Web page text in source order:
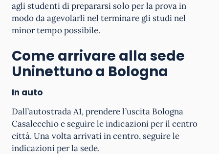
agli studenti di prepararsi solo per la prova in
modo da agevolarli nel terminare gli studi nel
minor tempo possibile.
Come arrivare alla sede
Uninettuno a Bologna
In auto
Dall’autostrada A1, prendere l’uscita Bologna
Casalecchio e seguire le indicazioni per il centro
città.Una volta arrivati in centro, seguire le
indicazioni per la sede.